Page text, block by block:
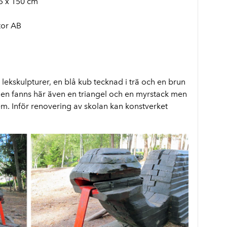
AB
en blå kub tecknad i trä och en brun
fanns här även en triangel och en myrstack men
Inför renovering av skolan kan konstverket